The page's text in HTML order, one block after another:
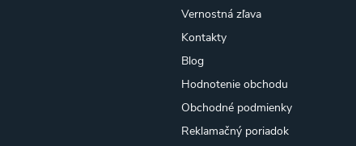
Vernostná zľava
Kontakty
Blog
Hodnotenie obchodu
Obchodné podmienky
Reklamačný poriadok